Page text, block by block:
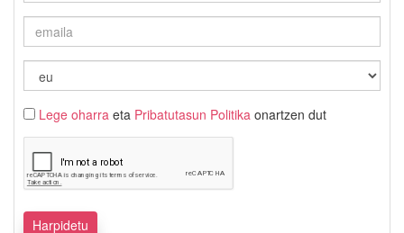
Lege oharra eta Pribatutasun Politika onartzen dut